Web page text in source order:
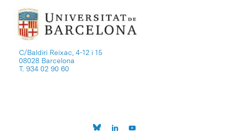
C/Baldiri Reixac, 4-12 i 15
08028 Barcelona
T. 934 02 90 60